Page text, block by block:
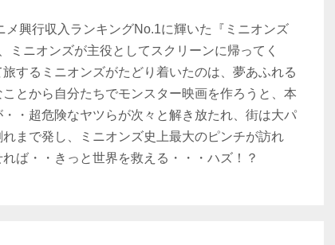
メ興行収入ランキングNo.1に輝いた『ミニオンズ
ミニオンズが主役としてスクリーンに帰ってく
するミニオンズがたどり着いたのは、夢あふれる
とから自分たちでモンスター映画を作ろうと、本
・超危険なヤツらが次々と解き放たれ、街は大パ
まで発し、ミニオンズ史上最大のピンチが訪れ
ば・・きっと世界を救える・・・ハズ！？